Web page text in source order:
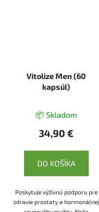
Vitolize Men (60
kapsúl)
📦 Skladom
34,90 €
DO KOŠÍKA
Poskytuje výživnú podporu pre
zdravie prostaty a hormonálnej